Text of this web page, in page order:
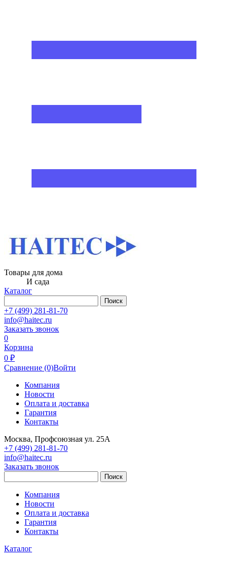
Товары для дома
И сада
Каталог
Поиск
+7 (499) 281-81-70
info@haitec.ru
Заказать звонок
0
Корзина
0 ₽
Сравнение (0)Войти
Компания
Новости
Оплата и доставка
Гарантия
Контакты
Москва, Профсоюзная ул. 25А
+7 (499) 281-81-70
info@haitec.ru
Заказать звонок
Поиск
Компания
Новости
Оплата и доставка
Гарантия
Контакты
Каталог